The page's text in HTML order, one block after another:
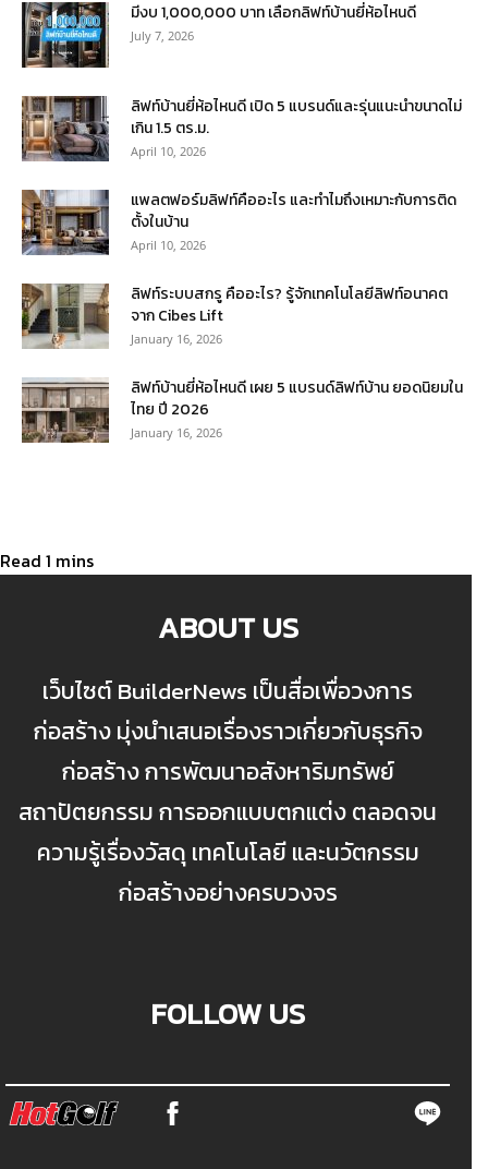
มีงบ 1,000,000 บาท เลือกลิฟท์บ้านยี่ห้อไหนดี
July 7, 2026
ลิฟท์บ้านยี่ห้อไหนดี เปิด 5 แบรนด์และรุ่นแนะนำขนาดไม่
เกิน 1.5 ตร.ม.
April 10, 2026
แพลตฟอร์มลิฟท์คืออะไร และทำไมถึงเหมาะกับการติด
ตั้งในบ้าน
April 10, 2026
ลิฟท์ระบบสกรู คืออะไร? รู้จักเทคโนโลยีลิฟท์อนาคต
จาก Cibes Lift
January 16, 2026
ลิฟท์บ้านยี่ห้อไหนดี เผย 5 แบรนด์ลิฟท์บ้าน ยอดนิยมใน
ไทย ปี 2026
January 16, 2026
ABOUT US
เว็บไซต์ BuilderNews เป็นสื่อเพื่อวงการ
ก่อสร้าง มุ่งนำเสนอเรื่องราวเกี่ยวกับธุรกิจ
ก่อสร้าง การพัฒนาอสังหาริมทรัพย์
สถาปัตยกรรม การออกแบบตกแต่ง ตลอดจน
ความรู้เรื่องวัสดุ เทคโนโลยี และนวัตกรรม
ก่อสร้างอย่างครบวงจร
FOLLOW US